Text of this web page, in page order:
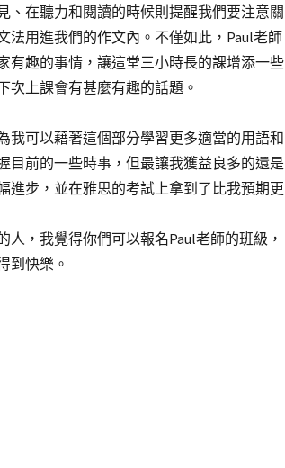
、在聽力和閱讀的時候則提醒我們要注意關
法用進我們的作文內。不僅如此，Paul老師
有趣的事情，讓這堂三小時長的課增添一些
次上課會有甚麼有趣的話題。
我可以藉著這個部分學習更多適當的用語和
目前的一些時事，但最讓我獲益良多的還是
進步，並在雅思的考試上拿到了比我預期更
，我覺得你們可以報名Paul老師的班級，
到快樂。